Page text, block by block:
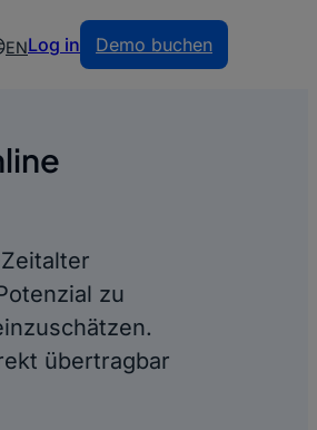
ENLog in Demo buchen
zu
übertragbar